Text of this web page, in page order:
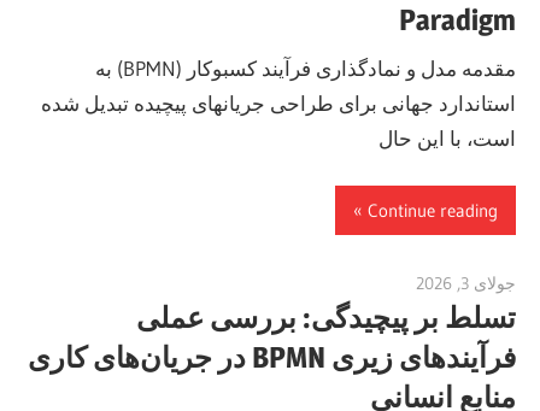
Paradigm
مقدمه مدل و نمادگذاری فرآیند کسبوکار (BPMN) به
استاندارد جهانی برای طراحی جریانهای پیچیده تبدیل شده
است، با این حال
Continue reading
جولای 3, 2026
تسلط بر پیچیدگی: بررسی عملی
فرآیندهای زیری BPMN در جریان‌های کاری
منابع انسانی